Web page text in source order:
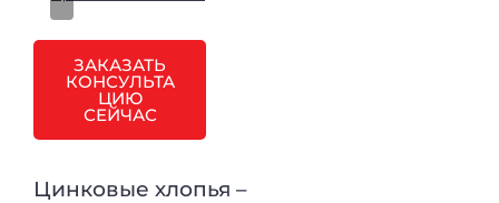
ЗАКАЗАТЬ
КОНСУЛЬТА
ЦИЮ
СЕЙЧАС
Цинковые хлопья –